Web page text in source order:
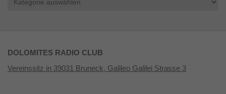
DOLOMITES RADIO CLUB
Vereinssitz in 39031 Bruneck, Galileo Galilei Strasse 3